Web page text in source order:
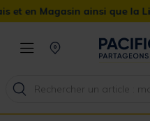
ainsi que la